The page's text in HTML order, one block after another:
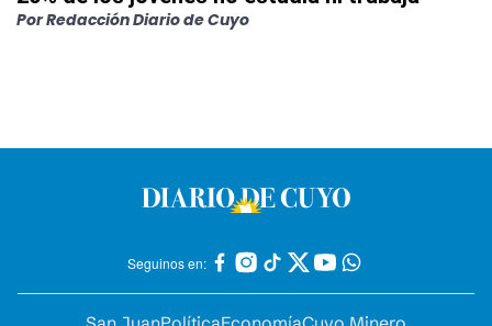
PorRedacción Diario de Cuyo
Seguinos en: